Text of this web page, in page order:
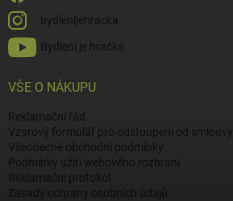
bydlenijehracka
Bydlení je hračka
VŠE O NÁKUPU
Reklamační řád
Vzorový formulář pro odstoupení od smlouvy
Všeobecné obchodní podmínky
Podmínky užití webového rozhraní
Reklamační protokol
Zásady ochrany osobních údajů